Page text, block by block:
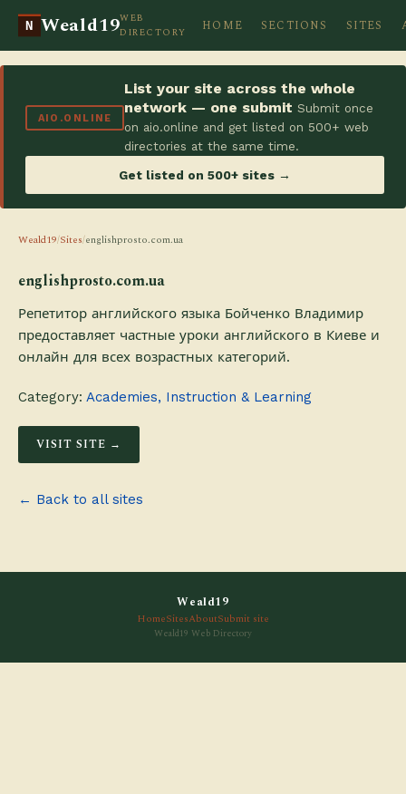
N Weald19WEB
DIRECTORY
HOME SECTIONS SITES
AIO.ONLINE
List your site across the whole
network — one submit Submit once
on aio.online and get listed on 500+ web
directories at the same time.
Get listed on 500+ sites →
Weald19/Sites/englishprosto.com.ua
englishprosto.com.ua
Репетитор английского языка Бойченко Владимир
предоставляет частные уроки английского в Киеве и
онлайн для всех возрастных категорий.
Category: Academies, Instruction & Learning
VISIT SITE →
← Back to all sites
Weald19
HomeSitesAboutSubmit site
Weald19 Web Directory